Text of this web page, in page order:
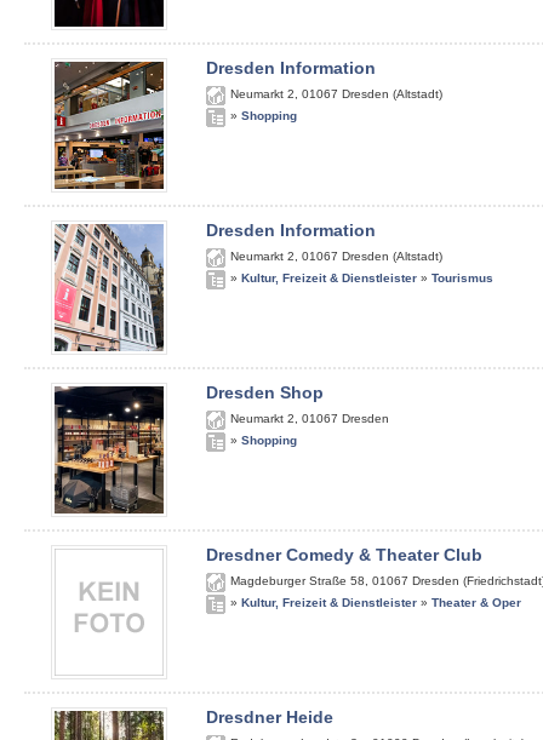
Dresden Information
Neumarkt 2 01067 Dresden (Altstadt)
» Shopping
Dresden Information
Neumarkt 2 01067 Dresden (Altstadt)
» Kultur, Freizeit & Dienstleister » Tourismus
Dresden Shop
Neumarkt 2 01067 Dresden
» Shopping
Dresdner Comedy & Theater Club
Magdeburger Straße 58 01067 Dresden
» Kultur, Freizeit & Dienstleister » Theater & Oper
Dresdner Heide